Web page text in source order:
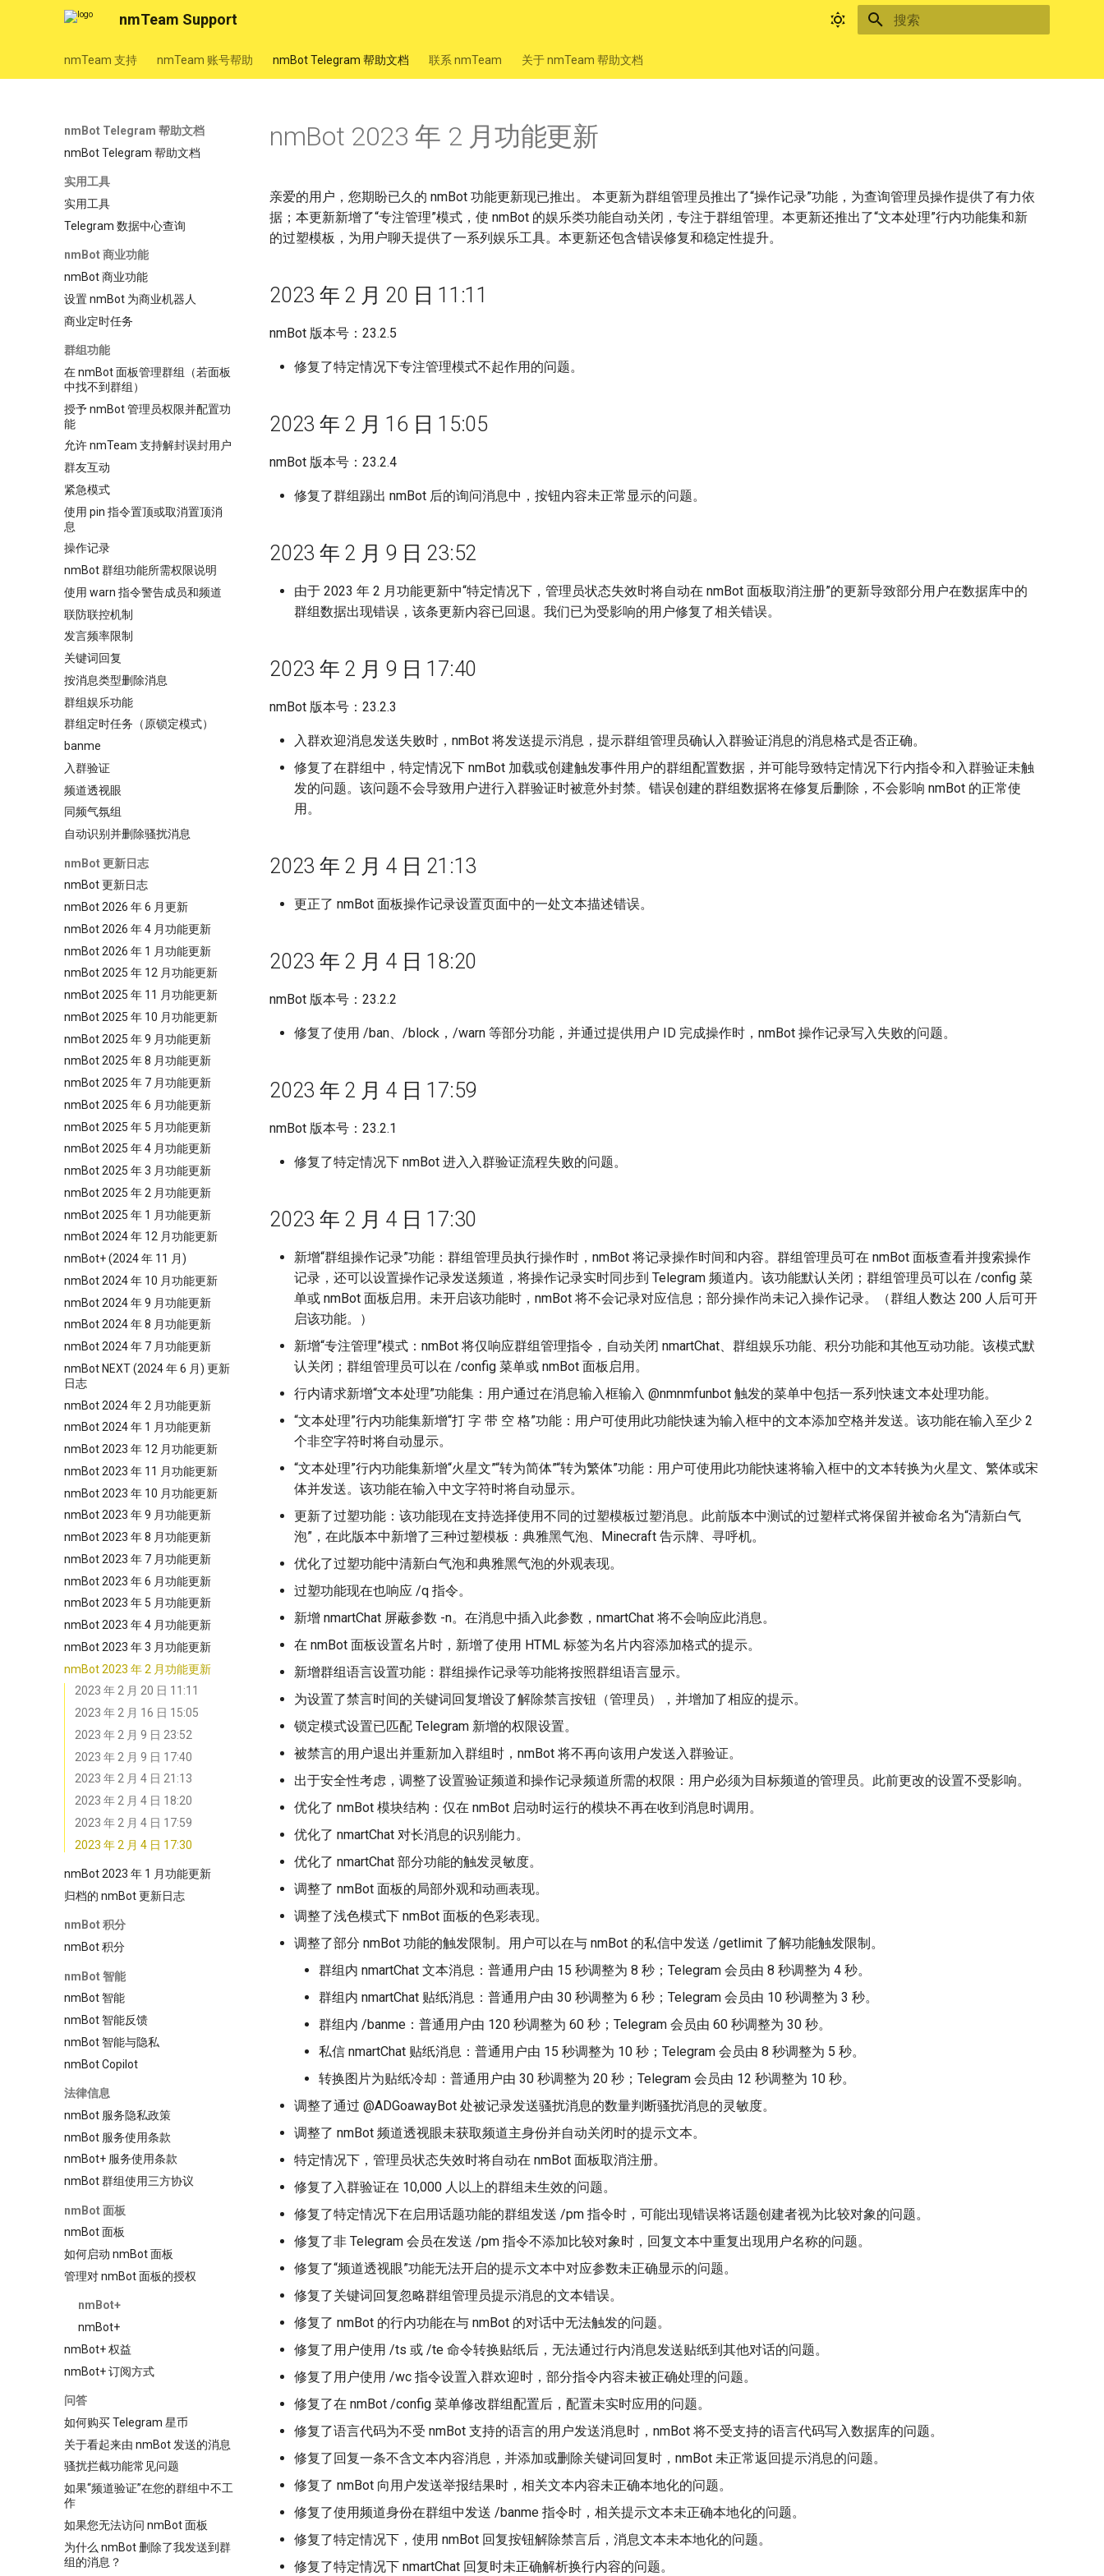
nmTeam Support
nmTeam 支持 nmTeam 账号帮助 nmBot Telegram 帮助文档 联系 nmTeam 关于 nmTeam 帮助文档
nmBot Telegram 帮助文档
nmBot Telegram 帮助文档
实用工具
实用工具
Telegram 数据中心查询
nmBot 商业功能
nmBot 商业功能
设置 nmBot 为商业机器人
商业定时任务
群组功能
在 nmBot 面板管理群组（若面板
中找不到群组）
授予 nmBot 管理员权限并配置功
能
允许 nmTeam 支持解封误封用户
群友互动
紧急模式
使用 pin 指令置顶或取消置顶消
息
操作记录
nmBot 群组功能所需权限说明
使用 warn 指令警告成员和频道
联防联控机制
发言频率限制
关键词回复
按消息类型删除消息
群组娱乐功能
群组定时任务（原锁定模式）
banme
入群验证
频道透视眼
同频气氛组
自动识别并删除骚扰消息
nmBot 更新日志
nmBot 更新日志
nmBot 2026 年 6 月更新
nmBot 2026 年 4 月功能更新
nmBot 2026 年 1 月功能更新
nmBot 2025 年 12 月功能更新
nmBot 2025 年 11 月功能更新
nmBot 2025 年 10 月功能更新
nmBot 2025 年 9 月功能更新
nmBot 2025 年 8 月功能更新
nmBot 2025 年 7 月功能更新
nmBot 2025 年 6 月功能更新
nmBot 2025 年 5 月功能更新
nmBot 2025 年 4 月功能更新
nmBot 2025 年 3 月功能更新
nmBot 2025 年 2 月功能更新
nmBot 2025 年 1 月功能更新
nmBot 2024 年 12 月功能更新
nmBot+ (2024 年 11 月)
nmBot 2024 年 10 月功能更新
nmBot 2024 年 9 月功能更新
nmBot 2024 年 8 月功能更新
nmBot 2024 年 7 月功能更新
nmBot NEXT (2024 年 6 月) 更新
日志
nmBot 2024 年 2 月功能更新
nmBot 2024 年 1 月功能更新
nmBot 2023 年 12 月功能更新
nmBot 2023 年 11 月功能更新
nmBot 2023 年 10 月功能更新
nmBot 2023 年 9 月功能更新
nmBot 2023 年 8 月功能更新
nmBot 2023 年 7 月功能更新
nmBot 2023 年 6 月功能更新
nmBot 2023 年 5 月功能更新
nmBot 2023 年 4 月功能更新
nmBot 2023 年 3 月功能更新
nmBot 2023 年 2 月功能更新
2023 年 2 月 20 日 11:11
2023 年 2 月 16 日 15:05
2023 年 2 月 9 日 23:52
2023 年 2 月 9 日 17:40
2023 年 2 月 4 日 21:13
2023 年 2 月 4 日 18:20
2023 年 2 月 4 日 17:59
2023 年 2 月 4 日 17:30
nmBot 2023 年 1 月功能更新
归档的 nmBot 更新日志
nmBot 积分
nmBot 积分
nmBot 智能
nmBot 智能
nmBot 智能反馈
nmBot 智能与隐私
nmBot Copilot
法律信息
nmBot 服务隐私政策
nmBot 服务使用条款
nmBot+ 服务使用条款
nmBot 群组使用三方协议
nmBot 面板
nmBot 面板
如何启动 nmBot 面板
管理对 nmBot 面板的授权
nmBot+
nmBot+
nmBot+ 权益
nmBot+ 订阅方式
问答
如何购买 Telegram 星币
关于看起来由 nmBot 发送的消息
骚扰拦截功能常见问题
如果“频道验证”在您的群组中不工
作
如果您无法访问 nmBot 面板
为什么 nmBot 删除了我发送到群
组的消息？
nmBot 2023 年 2 月功能更新
亲爱的用户，您期盼已久的 nmBot 功能更新现已推出。 本更新为群组管理员推出了“操作记录”功能，为查询管理员操作提供了有力依
据；本更新新增了“专注管理”模式，使 nmBot 的娱乐类功能自动关闭，专注于群组管理。本更新还推出了“文本处理”行内功能集和新
的过塑模板，为用户聊天提供了一系列娱乐工具。本更新还包含错误修复和稳定性提升。
2023 年 2 月 20 日 11:11
nmBot 版本号：23.2.5
修复了特定情况下专注管理模式不起作用的问题。
2023 年 2 月 16 日 15:05
nmBot 版本号：23.2.4
修复了群组踢出 nmBot 后的询问消息中，按钮内容未正常显示的问题。
2023 年 2 月 9 日 23:52
由于 2023 年 2 月功能更新中“特定情况下，管理员状态失效时将自动在 nmBot 面板取消注册”的更新导致部分用户在数据库中的
群组数据出现错误，该条更新内容已回退。我们已为受影响的用户修复了相关错误。
2023 年 2 月 9 日 17:40
nmBot 版本号：23.2.3
入群欢迎消息发送失败时，nmBot 将发送提示消息，提示群组管理员确认入群验证消息的消息格式是否正确。
修复了在群组中，特定情况下 nmBot 加载或创建触发事件用户的群组配置数据，并可能导致特定情况下行内指令和入群验证未触
发的问题。该问题不会导致用户进行入群验证时被意外封禁。错误创建的群组数据将在修复后删除，不会影响 nmBot 的正常使
用。
2023 年 2 月 4 日 21:13
更正了 nmBot 面板操作记录设置页面中的一处文本描述错误。
2023 年 2 月 4 日 18:20
nmBot 版本号：23.2.2
修复了使用 /ban、/block，/warn 等部分功能，并通过提供用户 ID 完成操作时，nmBot 操作记录写入失败的问题。
2023 年 2 月 4 日 17:59
nmBot 版本号：23.2.1
修复了特定情况下 nmBot 进入入群验证流程失败的问题。
2023 年 2 月 4 日 17:30
新增“群组操作记录”功能：群组管理员执行操作时，nmBot 将记录操作时间和内容。群组管理员可在 nmBot 面板查看并搜索操作
记录，还可以设置操作记录发送频道，将操作记录实时同步到 Telegram 频道内。该功能默认关闭；群组管理员可以在 /config 菜
单或 nmBot 面板启用。未开启该功能时，nmBot 将不会记录对应信息；部分操作尚未记入操作记录。（群组人数达 200 人后可开
启该功能。）
新增“专注管理”模式：nmBot 将仅响应群组管理指令，自动关闭 nmartChat、群组娱乐功能、积分功能和其他互动功能。该模式默
认关闭；群组管理员可以在 /config 菜单或 nmBot 面板启用。
行内请求新增“文本处理”功能集：用户通过在消息输入框输入 @nmnmfunbot 触发的菜单中包括一系列快速文本处理功能。
“文本处理”行内功能集新增“打 字 带 空 格”功能：用户可使用此功能快速为输入框中的文本添加空格并发送。该功能在输入至少 2
个非空字符时将自动显示。
“文本处理”行内功能集新增“火星文”“转为简体”“转为繁体”功能：用户可使用此功能快速将输入框中的文本转换为火星文、繁体或宋
体并发送。该功能在输入中文字符时将自动显示。
更新了过塑功能：该功能现在支持选择使用不同的过塑模板过塑消息。此前版本中测试的过塑样式将保留并被命名为“清新白气
泡”，在此版本中新增了三种过塑模板：典雅黑气泡、Minecraft 告示牌、寻呼机。
优化了过塑功能中清新白气泡和典雅黑气泡的外观表现。
过塑功能现在也响应 /q 指令。
新增 nmartChat 屏蔽参数 -n。在消息中插入此参数，nmartChat 将不会响应此消息。
在 nmBot 面板设置名片时，新增了使用 HTML 标签为名片内容添加格式的提示。
新增群组语言设置功能：群组操作记录等功能将按照群组语言显示。
为设置了禁言时间的关键词回复增设了解除禁言按钮（管理员），并增加了相应的提示。
锁定模式设置已匹配 Telegram 新增的权限设置。
被禁言的用户退出并重新加入群组时，nmBot 将不再向该用户发送入群验证。
出于安全性考虑，调整了设置验证频道和操作记录频道所需的权限：用户必须为目标频道的管理员。此前更改的设置不受影响。
优化了 nmBot 模块结构：仅在 nmBot 启动时运行的模块不再在收到消息时调用。
优化了 nmartChat 对长消息的识别能力。
优化了 nmartChat 部分功能的触发灵敏度。
调整了 nmBot 面板的局部外观和动画表现。
调整了浅色模式下 nmBot 面板的色彩表现。
调整了部分 nmBot 功能的触发限制。用户可以在与 nmBot 的私信中发送 /getlimit 了解功能触发限制。
群组内 nmartChat 文本消息：普通用户由 15 秒调整为 8 秒；Telegram 会员由 8 秒调整为 4 秒。
群组内 nmartChat 贴纸消息：普通用户由 30 秒调整为 6 秒；Telegram 会员由 10 秒调整为 3 秒。
群组内 /banme：普通用户由 120 秒调整为 60 秒；Telegram 会员由 60 秒调整为 30 秒。
私信 nmartChat 贴纸消息：普通用户由 15 秒调整为 10 秒；Telegram 会员由 8 秒调整为 5 秒。
转换图片为贴纸冷却：普通用户由 30 秒调整为 20 秒；Telegram 会员由 12 秒调整为 10 秒。
调整了通过 @ADGoawayBot 处被记录发送骚扰消息的数量判断骚扰消息的灵敏度。
调整了 nmBot 频道透视眼未获取频道主身份并自动关闭时的提示文本。
特定情况下，管理员状态失效时将自动在 nmBot 面板取消注册。
修复了入群验证在 10,000 人以上的群组未生效的问题。
修复了特定情况下在启用话题功能的群组发送 /pm 指令时，可能出现错误将话题创建者视为比较对象的问题。
修复了非 Telegram 会员在发送 /pm 指令不添加比较对象时，回复文本中重复出现用户名称的问题。
修复了“频道透视眼”功能无法开启的提示文本中对应参数未正确显示的问题。
修复了关键词回复忽略群组管理员提示消息的文本错误。
修复了 nmBot 的行内功能在与 nmBot 的对话中无法触发的问题。
修复了用户使用 /ts 或 /te 命令转换贴纸后，无法通过行内消息发送贴纸到其他对话的问题。
修复了用户使用 /wc 指令设置入群欢迎时，部分指令内容未被正确处理的问题。
修复了在 nmBot /config 菜单修改群组配置后，配置未实时应用的问题。
修复了语言代码为不受 nmBot 支持的语言的用户发送消息时，nmBot 将不受支持的语言代码写入数据库的问题。
修复了回复一条不含文本内容消息，并添加或删除关键词回复时，nmBot 未正常返回提示消息的问题。
修复了 nmBot 向用户发送举报结果时，相关文本内容未正确本地化的问题。
修复了使用频道身份在群组中发送 /banme 指令时，相关提示文本未正确本地化的问题。
修复了特定情况下，使用 nmBot 回复按钮解除禁言后，消息文本未本地化的问题。
修复了特定情况下 nmartChat 回复时未正确解析换行内容的问题。